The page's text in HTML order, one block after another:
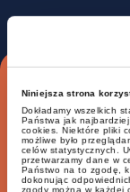
Niniejsza strona
Dokładamy wszelkich
Państwa jak
cookies. Niektóre pliki
możliwe było
celów statystycznych.
przetwarzamy dane w
Państwo na to zgodę,
dokonując
zgody można w każdej
Inne
Wygrana w